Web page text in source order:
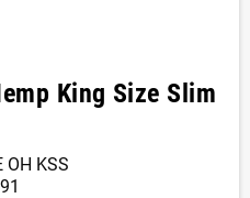
King Size Slim
OH KSS